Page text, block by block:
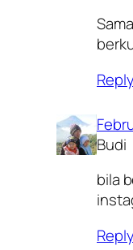
Reply
Budi
bila
Reply